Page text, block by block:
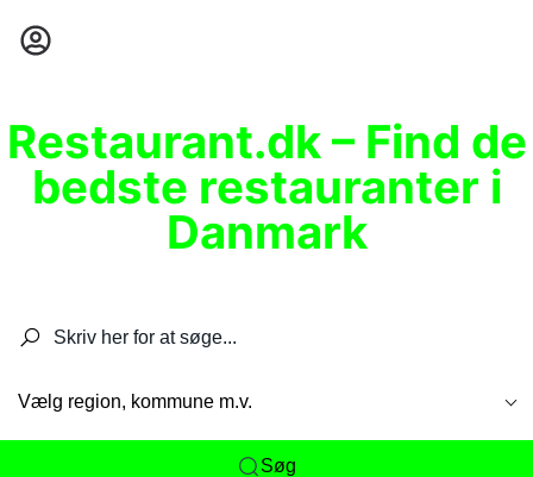
Restaurant.dk – Find de
bedste restauranter i
Danmark
Vælg region, kommune m.v.
Søg